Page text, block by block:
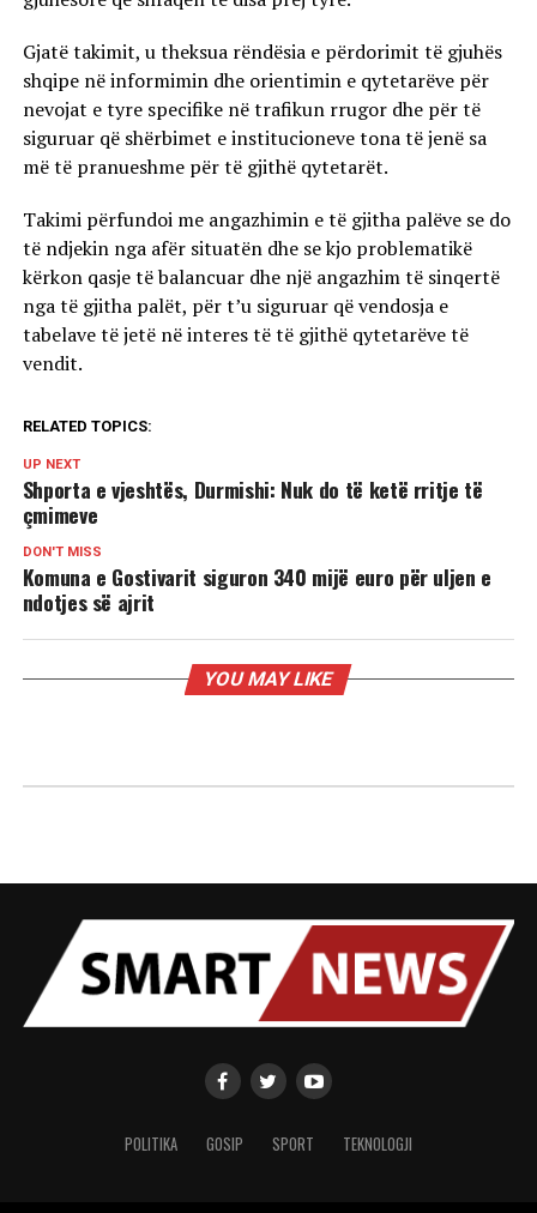
Gjatë takimit, u theksua rëndësia e përdorimit të gjuhës
shqipe në informimin dhe orientimin e qytetarëve për
nevojat e tyre specifike në trafikun rrugor dhe për të
siguruar që shërbimet e institucioneve tona të jenë sa
më të pranueshme për të gjithë qytetarët.
Takimi përfundoi me angazhimin e të gjitha palëve se do
të ndjekin nga afër situatën dhe se kjo problematikë
kërkon qasje të balancuar dhe një angazhim të sinqertë
nga të gjitha palët, për t’u siguruar që vendosja e
tabelave të jetë në interes të të gjithë qytetarëve të
vendit.
RELATED TOPICS:
UP NEXT
Shporta e vjeshtës, Durmishi: Nuk do të ketë rritje të
çmimeve
DON'T MISS
Komuna e Gostivarit siguron 340 mijë euro për uljen e
ndotjes së ajrit
YOU MAY LIKE
POLITIKA GOSIP SPORT TEKNOLOGJI